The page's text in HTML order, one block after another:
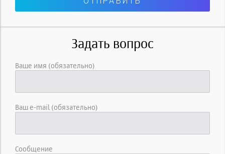
Задать вопрос
Ваше имя (обязательно)
Ваш e-mail (обязательно)
Сообщение